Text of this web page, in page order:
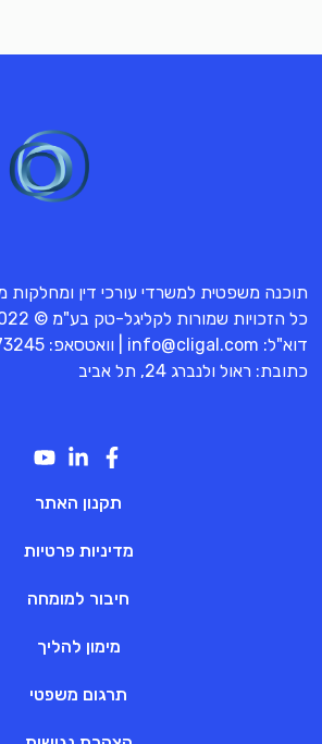
תוכנה משפטית למשרדי עורכי דין ומחלקות
כל הזכויות שמורות לקליגל-טק בע"מ © 2022
דוא"ל: info@cligal.com | וואטסאפ:
כתובת: ראול ולנברג 24, תל אביב
תקנון האתר
מדיניות פרטיות
חיבור למומחה
מימון להליך
תרגום משפטי